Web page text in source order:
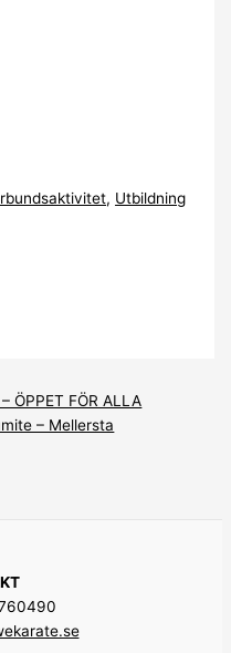
, Utbildning
ÖPPET FÖR ALLA
– Mellersta